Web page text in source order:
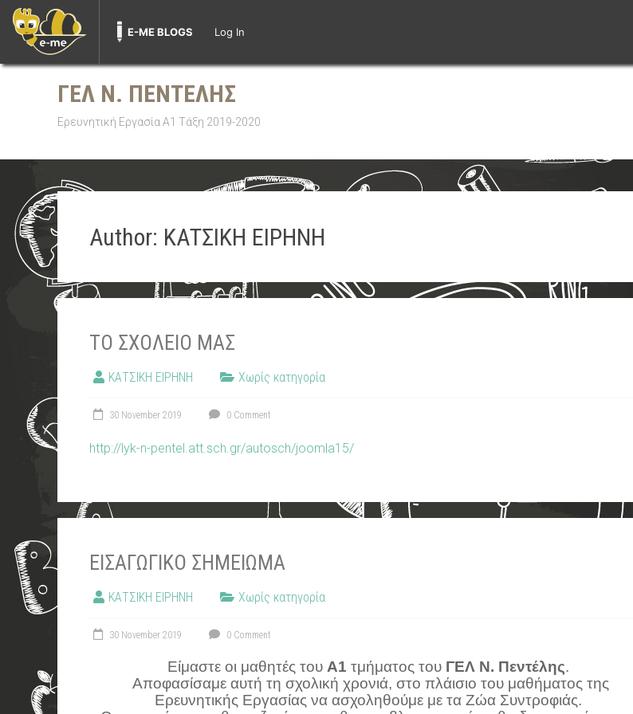
E-ME BLOGS Log In
Skip
ΓΕΛ Ν. ΠΕΝΤΕΛΗΣ
Ερευνητική Εργασία Α1 Τάξη 2019-2020
Author: ΚΑΤΣΙΚΗ ΕΙΡΗΝΗ
ΤΟ ΣΧΟΛΕΙΟ ΜΑΣ
ΚΑΤΣΙΚΗ ΕΙΡΗΝΗ Χωρίς κατηγορία
30 November 2019 0 Comment
http://lyk-n-pentel.att.sch.gr/autosch/joomla15/
ΕΙΣΑΓΩΓΙΚΟ ΣΗΜΕΙΩΜΑ
ΚΑΤΣΙΚΗ ΕΙΡΗΝΗ Χωρίς κατηγορία
30 November 2019 0 Comment
Είμαστε οι μαθητές του Α1 τμήματος του ΓΕΛ Ν. Πεντέλης.
Αποφασίσαμε αυτή τη σχολική χρονιά, στο πλάισιο του μαθήματος της
Ερευνητικής Εργασίας να ασχοληθούμε με τα Ζώα Συντροφιάς.